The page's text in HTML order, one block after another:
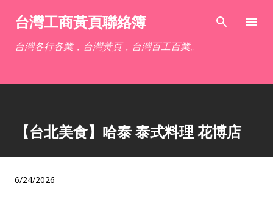
跳到主要內容
台灣工商黃頁聯絡簿
台灣各行各業，台灣黃頁，台灣百工百業。
【台北美食】哈泰 泰式料理 花博店
6/24/2026